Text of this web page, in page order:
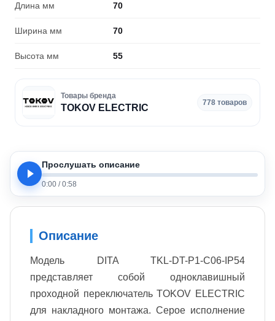
Длина мм 70
Ширина мм 70
Высота мм 55
Товары бренда
TOKOV ELECTRIC
778 товаров
Прослушать описание
0:00 / 0:58
Описание
Модель DITA TKL-DT-P1-C06-IP54
представляет собой одноклавишный
проходной переключатель TOKOV ELECTRIC
для накладного монтажа. Серое исполнение